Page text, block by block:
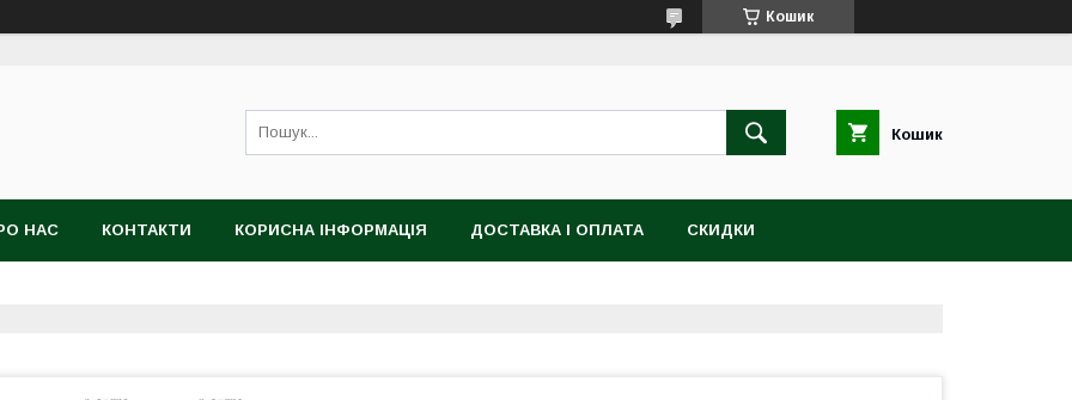
Кошик
Кошик
НАС КОНТАКТИ КОРИСНА ІНФОРМАЦІЯ ДОСТАВКА І ОПЛАТА СКИДКИ